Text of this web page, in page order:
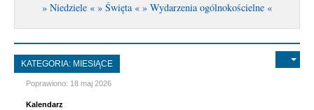
» Niedziele « » Święta « » Wydarzenia ogólnokościelne «
KATEGORIA: MIESIĄCE
Poprawiono: 18 maj 2026
Kalendarz